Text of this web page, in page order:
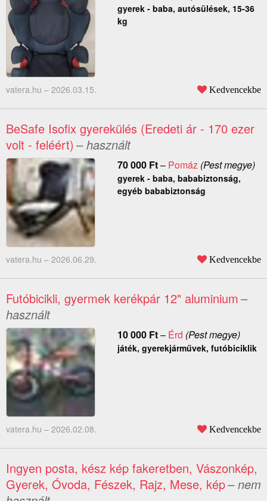
gyerek - baba, autósülések, 15-36
kg
vatera.hu – 2026.03.15. Kedvencekbe
BeSafe Isofix gyerekülés (Eredeti ár - 170 ezer
volt - feléért) – használt
70 000 Ft– Pomáz(Pest megye)
gyerek - baba, bababiztonság,
egyéb bababiztonság
vatera.hu – 2026.06.29. Kedvencekbe
Futóbicikli, gyermek kerékpár 12" aluminium–
használt
10 000 Ft– Érd (Pest megye)
játék, gyerekjárművek, futóbiciklik
vatera.hu – 2026.02.08. Kedvencekbe
Ingyen posta, kész kép fakeretben, Vászonkép,
Gyerek, Óvoda, Fészek, Rajz, Mese, kép– nem